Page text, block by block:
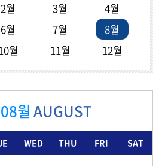
2월 3월
4월
6월 7월
8월
월 11월 12월
08월AUGUST
WED THU FRI SAT